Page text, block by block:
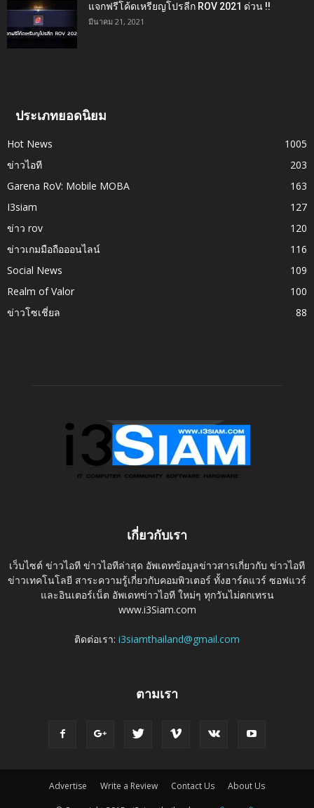
แจกฟรีโค้ดเหรียญโปรลีก ROV 2021 ด่วน !!
มีนาคม 21, 2021
ประเภทยอดนิยม
Hot News
1005
ข่าวไอที
203
Garena RoV: Mobile MOBA
163
I3siam
127
ข่าว rov
120
ข่าวเกมมือถือออนไลน์
116
Social News
109
Realm of Valor
100
ข่าวโซเชี่ยล
88
เกี่ยวกับเรา
เว็บไซต์ ข่าวไอที ข่าวไอทีล่าสุด อัพเดทข้อมูลข่าวสารเกี่ยวกับ ข่าวไอที
ข่าวเทคโนโลยี สาระความรู้เกี่ยวกับคอมพิวเตอร์ ทั้งฮาร์ดแวร์ ซอฟแวร์
และอินเตอร์เน็ต อัพเดทข่าวไอที ใหม่ๆ ทุกวันไม่ตกเทรน
www.i3Siam.com
ติดต่อเรา: i3siamthailand@gmail.com
ตามเรา
Advertise Write a Review Contact Us About Us